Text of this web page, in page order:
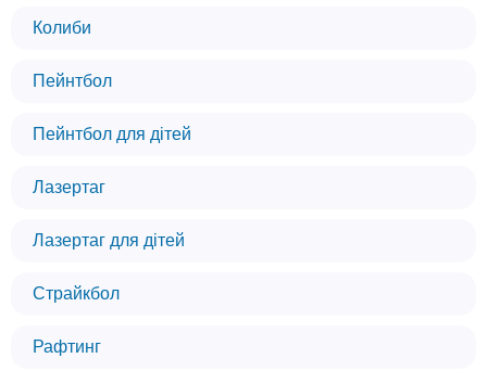
Колиби
Пейнтбол
Пейнтбол для дітей
Лазертаг
Лазертаг для дітей
Страйкбол
Рафтинг